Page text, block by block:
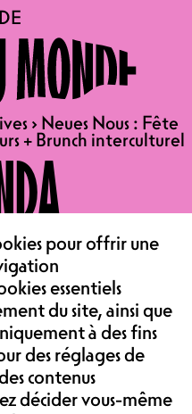
‹
DE
› Neues Nous : Fête
+ Brunch interculturel
&
DE
› Neues Nous : Fête
+ Brunch interculturel
Fête des
d'ailleurs
- 17:00)
DE
LIBRE
pour offrir une
essentiels
du site, ainsi que
à des fins
des réglages de
contenus
décider vous-même